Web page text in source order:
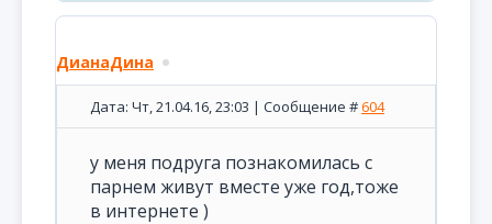
ДианаДина
Дата: Чт, 21.04.16, 23:03 | Сообщение #604
у меня подруга познакомилась с
парнем живут вместе уже год,тоже
в интернете )